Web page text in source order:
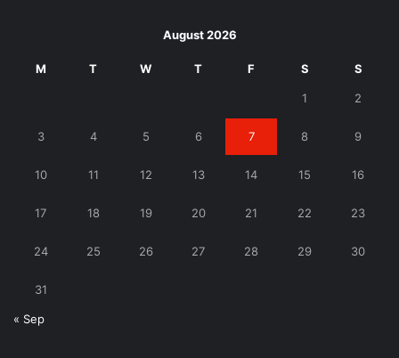
August 2026
M T W T F S S
1 2
3 4 5 6 7 8 9
10 11 12 13 14 15 16
17 18 19 20 21 22 23
24 25 26 27 28 29 30
31
« Sep